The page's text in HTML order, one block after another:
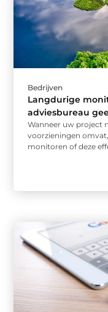
Bedrijven
Langdurige
adviesbureau
Wanneer uw project
voorzieningen
monitoren of deze